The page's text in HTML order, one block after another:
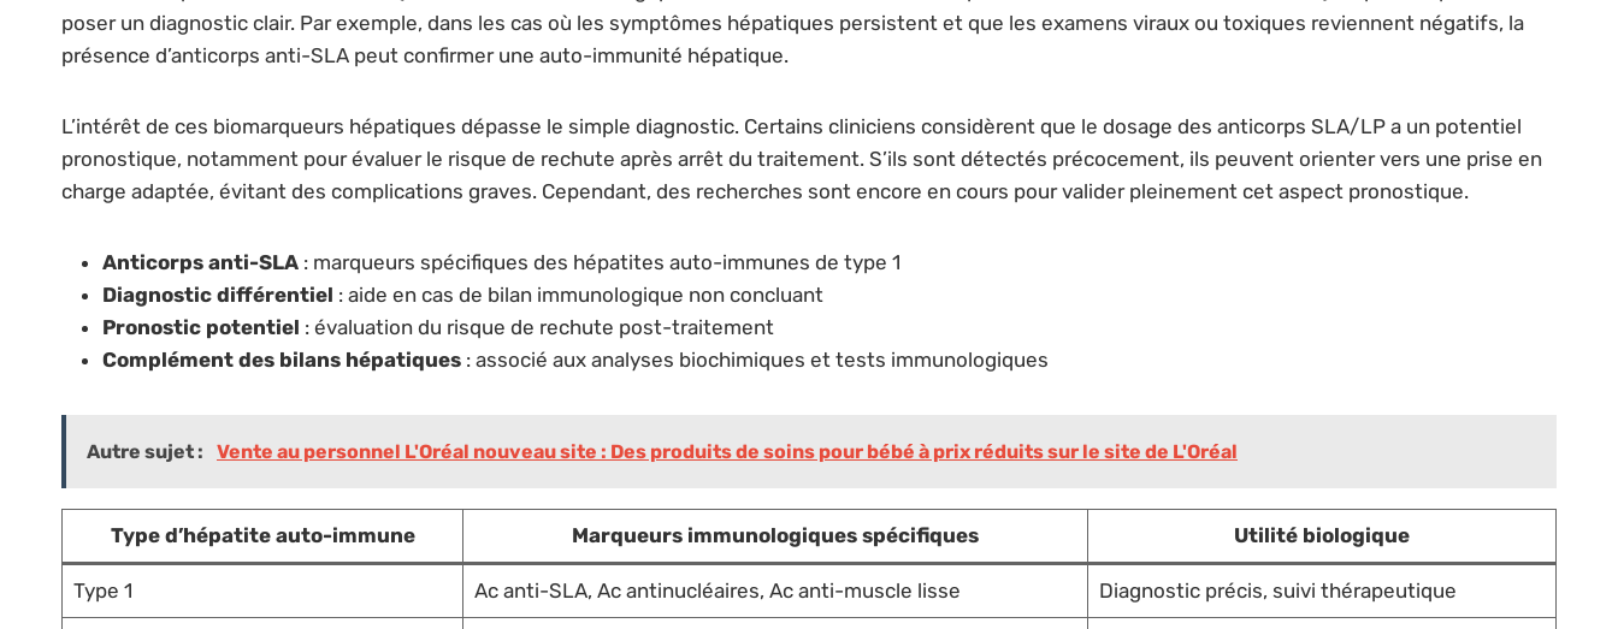
poser un diagnostic clair. Par exemple, dans les cas où les symptômes hépatiques persistent et que les examens viraux ou toxiques reviennent négatifs, la
présence d’anticorps anti-SLA peut confirmer une auto-immunité hépatique.
L’intérêt de ces biomarqueurs hépatiques dépasse le simple diagnostic. Certains cliniciens considèrent que le dosage des anticorps SLA/LP a un potentiel
pronostique, notamment pour évaluer le risque de rechute après arrêt du traitement. S’ils sont détectés précocement, ils peuvent orienter vers une prise en
charge adaptée, évitant des complications graves. Cependant, des recherches sont encore en cours pour valider pleinement cet aspect pronostique.
Anticorps anti-SLA : marqueurs spécifiques des hépatites auto-immunes de type 1
Diagnostic différentiel : aide en cas de bilan immunologique non concluant
Pronostic potentiel : évaluation du risque de rechute post-traitement
Complément des bilans hépatiques : associé aux analyses biochimiques et tests immunologiques
Autre sujet : Vente au personnel L'Oréal nouveau site : Des produits de soins pour bébé à prix réduits sur le site de L'Oréal
Type d’hépatite auto-immune Marqueurs immunologiques spécifiques Utilité biologique
Type 1 Ac anti-SLA, Ac antinucléaires, Ac anti-muscle lisse Diagnostic précis, suivi thérapeutique